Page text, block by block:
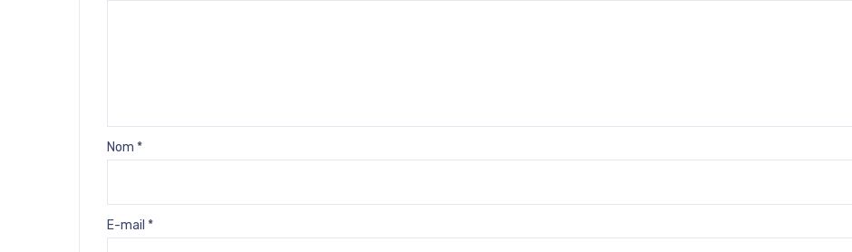
Nom *
E-mail *